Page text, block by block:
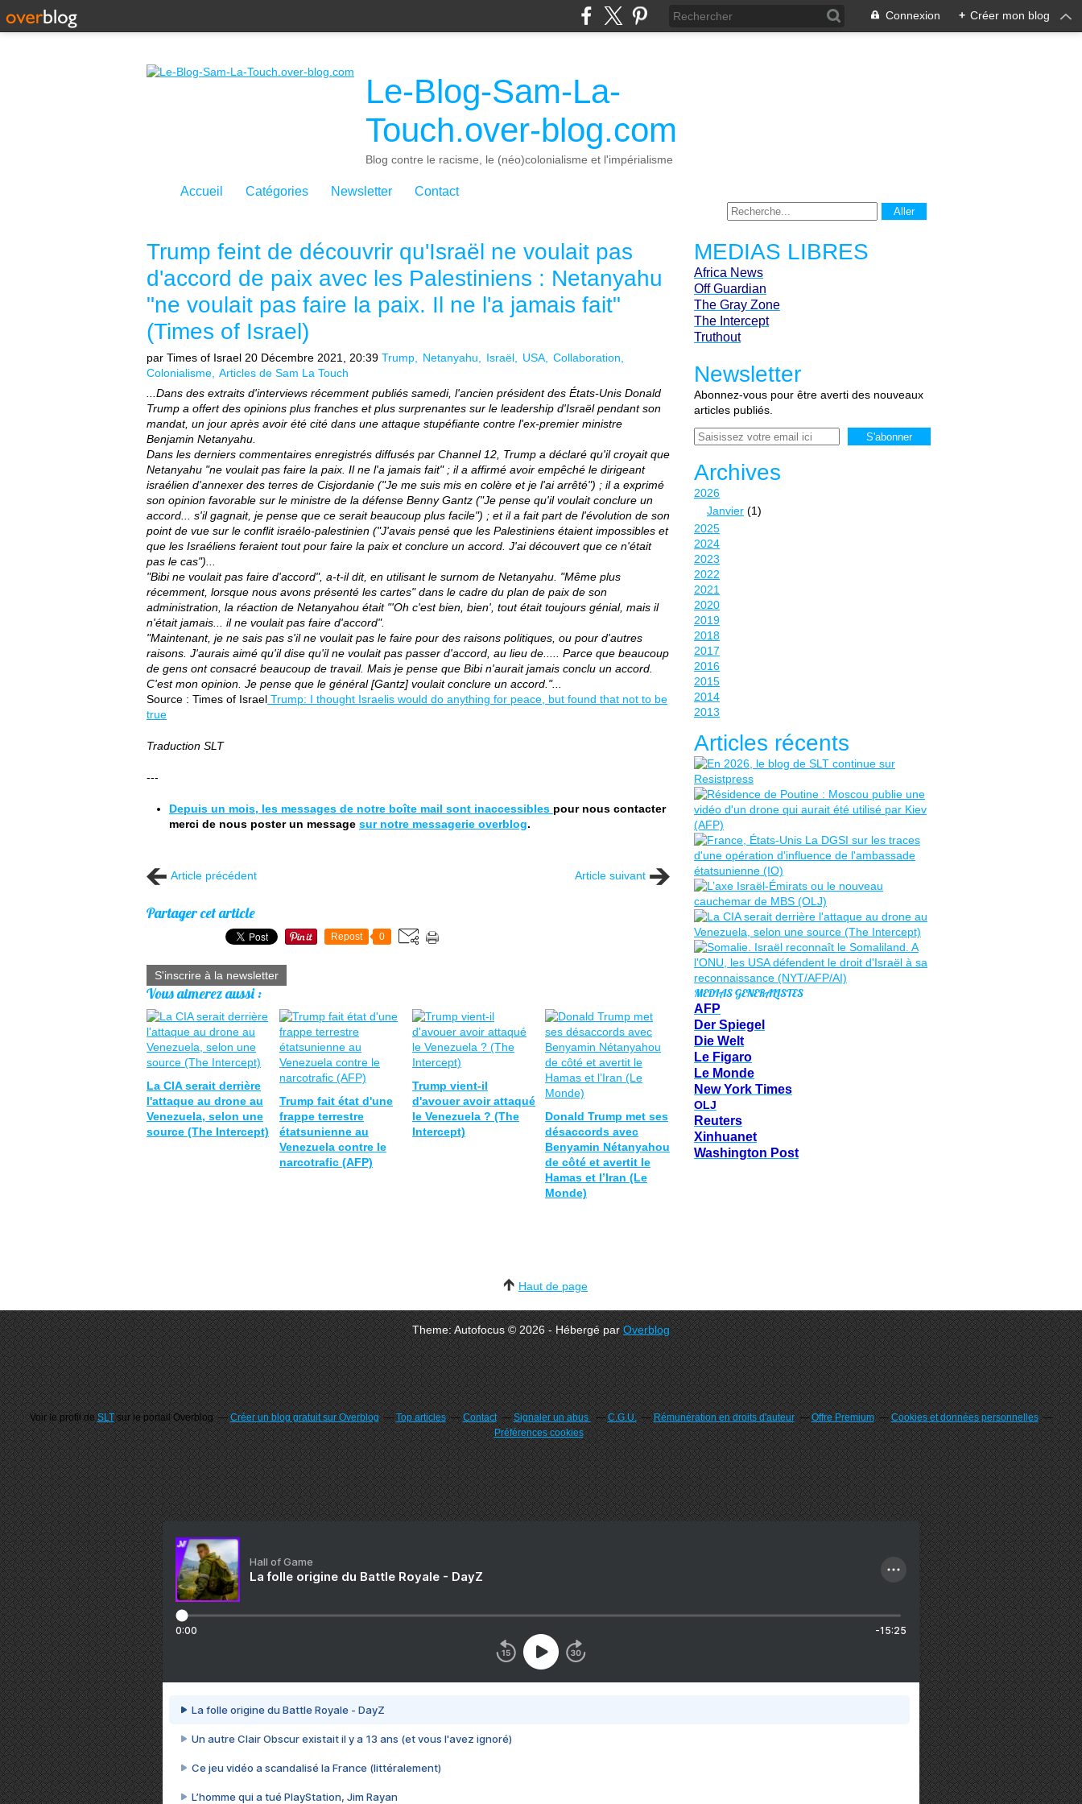
Connexion + Créer mon blog
Le-Blog-Sam-La-
Touch.over-blog.com
Blog contre le racisme, le (néo)colonialisme et l'impérialisme
Accueil Catégories Newsletter Contact
Trump feint de découvrir qu'Israël ne voulait pas
d'accord de paix avec les Palestiniens : Netanyahu
"ne voulait pas faire la paix. Il ne l'a jamais fait"
(Times of Israel)
par Times of Israel 20 Décembre 2021, 20:39 Trump Netanyahu Israël USA
Collaboration
Colonialisme Articles de Sam La Touch
...Dans des extraits d'interviews récemment publiés samedi, l'ancien président des États-Unis Donald
Trump a offert des opinions plus franches et plus surprenantes sur le leadership d'Israël pendant son
mandat, un jour après avoir été cité dans une attaque stupéfiante contre l'ex-premier ministre
Benjamin Netanyahu.
Dans les derniers commentaires enregistrés diffusés par Channel 12, Trump a déclaré qu'il croyait que
Netanyahu "ne voulait pas faire la paix. Il ne l'a jamais fait" ; il a affirmé avoir empêché le dirigeant
israélien d'annexer des terres de Cisjordanie ("Je me suis mis en colère et je l'ai arrêté") ; il a exprimé
son opinion favorable sur le ministre de la défense Benny Gantz ("Je pense qu'il voulait conclure un
accord... s'il gagnait, je pense que ce serait beaucoup plus facile") ; et il a fait part de l'évolution de son
point de vue sur le conflit israélo-palestinien ("J'avais pensé que les Palestiniens étaient impossibles et
que les Israéliens feraient tout pour faire la paix et conclure un accord. J'ai découvert que ce n'était
pas le cas")...
"Bibi ne voulait pas faire d'accord", a-t-il dit, en utilisant le surnom de Netanyahu. "Même plus
récemment, lorsque nous avons présenté les cartes" dans le cadre du plan de paix de son
administration, la réaction de Netanyahou était "'Oh c'est bien, bien', tout était toujours génial, mais il
n'était jamais... il ne voulait pas faire d'accord".
"Maintenant, je ne sais pas s'il ne voulait pas le faire pour des raisons politiques, ou pour d'autres
raisons. J'aurais aimé qu'il dise qu'il ne voulait pas passer d'accord, au lieu de..... Parce que beaucoup
de gens ont consacré beaucoup de travail. Mais je pense que Bibi n'aurait jamais conclu un accord.
C'est mon opinion. Je pense que le général [Gantz] voulait conclure un accord."...
Source : Times of Israel Trump: I thought Israelis would do anything for peace, but found that not to be
true
Traduction SLT
---
Depuis un mois, les messages de notre boîte mail sont inaccessibles pour nous contacter
merci de nous poster un message sur notre messagerie overblog.
Article précédent Article suivant
Partager cet article
Repost 0
S'inscrire à la newsletter
Vous aimerez aussi :
La CIA serait derrière
l'attaque au drone au
Venezuela, selon une
source (The Intercept)
Trump fait état d'une
frappe terrestre
étatsunienne au
Venezuela contre le
narcotrafic (AFP)
Trump vient-il
d'avouer avoir attaqué
le Venezuela ? (The
Intercept)
Donald Trump met ses
désaccords avec
Benyamin Nétanyahou
de côté et avertit le
Hamas et l’Iran (Le
Monde)
MEDIAS LIBRES
Africa News
Off Guardian
The Gray Zone
The Intercept
Truthout
Newsletter
Abonnez-vous pour être averti des nouveaux
articles publiés.
Email
Archives
2026
Janvier (1)
2025
2024
2023
2022
2021
2020
2019
2018
2017
2016
2015
2014
2013
Articles récents
MEDIAS GENERALISTES
AFP
Der Spiegel
Die Welt
Le Figaro
Le Monde
New York Times
OLJ
Reuters
Xinhuanet
Washington Post
Haut de page
Theme: Autofocus © 2026 - Hébergé parOverblog
Voir le profil deSLTsur le portail Overblog Créer un blog gratuit sur Overblog Top articles Contact Signaler un abus C.G.U. Rémunération en droits d'auteur Offre Premium
Cookies et données personnelles
Préférences cookies
Hall of Game
La folle origine du Battle Royale - DayZ
0:00 -15:25
La folle origine du Battle Royale - DayZ
Un autre Clair Obscur existait il y a 13 ans (et vous l'avez ignoré)
Ce jeu vidéo a scandalisé la France (littéralement)
L’homme qui a tué PlayStation, Jim Rayan